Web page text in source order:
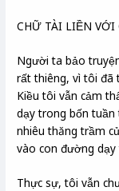
CHỮ TÀI LIỀN VỚI
Người ta bảo
rất thiêng, vì tôi đã
Kiều tôi vẫn cảm
dạy trong bốn tuần
nhiêu thăng trầm
vào con đường
Thực sự, tôi vẫn